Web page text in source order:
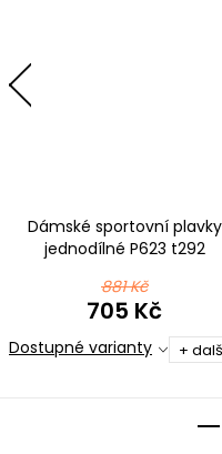
Dámské sportovní plavky
jednodílné P623 t292
881 Kč
705 Kč
Dostupné varianty +